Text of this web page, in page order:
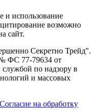
и использование
возможно
сайт.
Секретно Трейд".
ФС 77-79634 от
по надзору в
и массовых
Согласие на обработку